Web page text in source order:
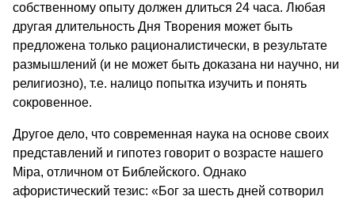
собственному опыту должен длиться 24 часа. Любая
другая длительность Дня Творения может быть
предложена только рационалистически, в результате
размышлений (и не может быть доказана ни научно, ни
религиозно), т.е. налицо попытка изучить и понять
сокровенное.
Другое дело, что современная наука на основе своих
представлений и гипотез говорит о возрасте нашего
Мiра, отличном от Библейского. Однако
афористический тезис: «Бог за шесть дней сотворил